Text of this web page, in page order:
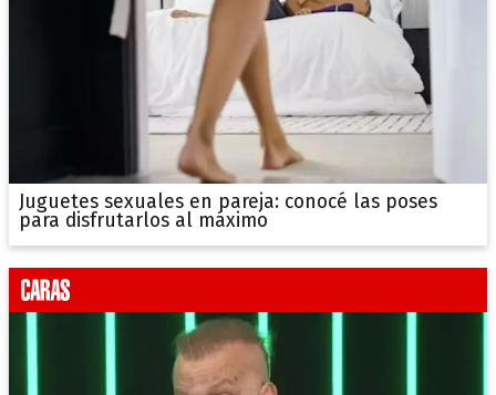
Juguetes sexuales en pareja: conocé las poses
para disfrutarlos al máximo